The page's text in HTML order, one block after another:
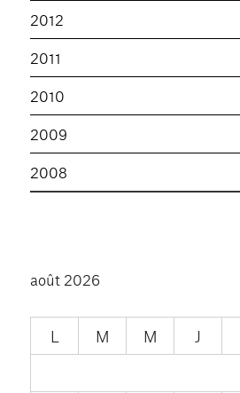
2012
2011
2010
2009
2008
août 2026
L M M J